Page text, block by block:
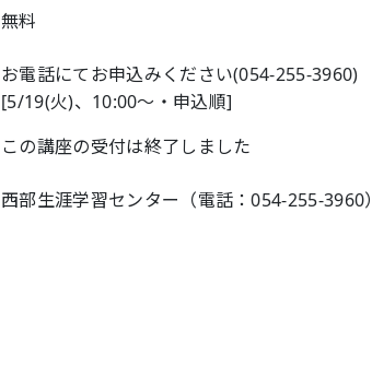
無料
お電話にてお申込みください(054-255-3960)
[5/19(火)、10:00～・申込順]
この講座の受付は終了しました
西部生涯学習センター（電話：054-255-3960）